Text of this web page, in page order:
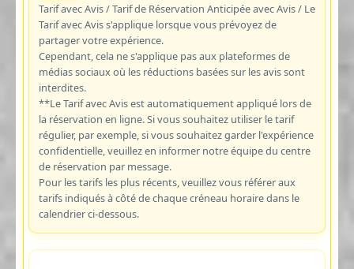
Tarif avec Avis / Tarif de Réservation Anticipée avec Avis / Le
Tarif avec Avis s'applique lorsque vous prévoyez de
partager votre expérience.
Cependant, cela ne s'applique pas aux plateformes de
médias sociaux où les réductions basées sur les avis sont
interdites.
**Le Tarif avec Avis est automatiquement appliqué lors de
la réservation en ligne. Si vous souhaitez utiliser le tarif
régulier, par exemple, si vous souhaitez garder l'expérience
confidentielle, veuillez en informer notre équipe du centre
de réservation par message.
Pour les tarifs les plus récents, veuillez vous référer aux
tarifs indiqués à côté de chaque créneau horaire dans le
calendrier ci-dessous.